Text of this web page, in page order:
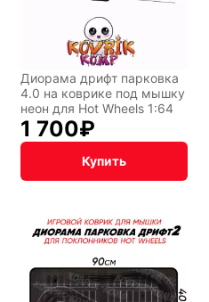
Диорама дрифт парковка
4.0 на коврике под мышку
неон для Hot Wheels 1:64
1 700₽
Купить